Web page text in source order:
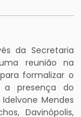
da Secretaria
reunião na
formalizar o
presença do
Mendes
Davinópolis,